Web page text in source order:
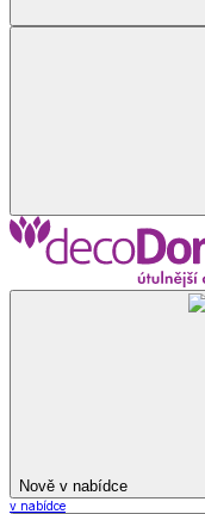
Nově v nabídce
v nabídce